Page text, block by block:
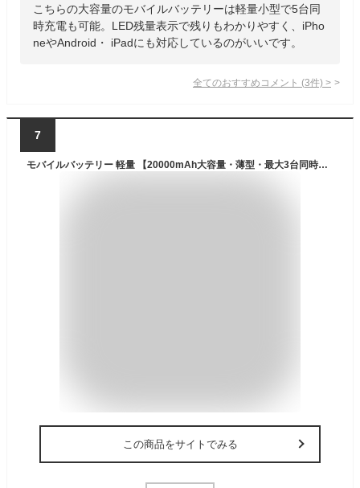
こちらの大容量のモバイルバッテリーは軽量小型で5台同
時充電も可能。LED残量表示で残りもわかりやすく、iPho
neやAndroid・ iPadにも対応しているのがいいです。
全てのおすすめコメント (3件) >
7
モバイルバッテリー 軽量 【20000mAh大容量・薄型・最大3台同時充電可能】 小型 最大30W急速充電 LED残量表示 スマホ充電器 携帯充電器 iPad/iPhone/Android各種スマホ対応 PSE認証済み&安全回路保護 機内持ち込み可能 旅行/出張/アウトドア/キャンプ/停電対策/防災 日本語取扱説明書
この商品をサイトでみる